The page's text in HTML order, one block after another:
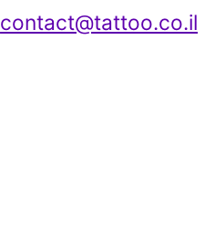
contact@tattoo.co.il